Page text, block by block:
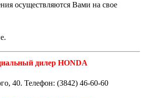
осуществляются Вами на свое
дилер HONDA
40. Телефон: (3842) 46-60-60